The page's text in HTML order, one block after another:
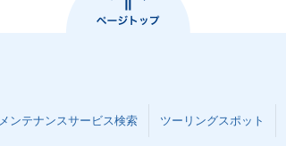
メンテナンスサービス検索 ツーリングスポット